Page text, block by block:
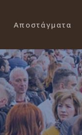
Αποστάγματα